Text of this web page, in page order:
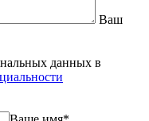
Ваш
данных в